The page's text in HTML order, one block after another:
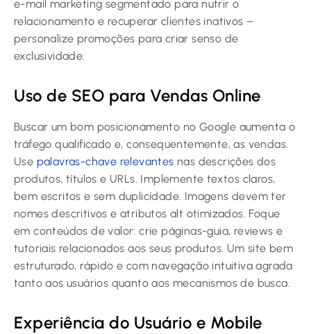
e-mail marketing segmentado para nutrir o
relacionamento e recuperar clientes inativos –
personalize promoções para criar senso de
exclusividade.
Uso de SEO para Vendas Online
Buscar um bom posicionamento no Google aumenta o
tráfego qualificado e, consequentemente, as vendas.
Use palavras-chave relevantes nas descrições dos
produtos, títulos e URLs. Implemente textos claros,
bem escritos e sem duplicidade. Imagens devem ter
nomes descritivos e atributos alt otimizados. Foque
em conteúdos de valor: crie páginas-guia, reviews e
tutoriais relacionados aos seus produtos. Um site bem
estruturado, rápido e com navegação intuitiva agrada
tanto aos usuários quanto aos mecanismos de busca.
Experiência do Usuário e Mobile